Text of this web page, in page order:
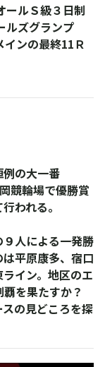
ールＳ級３日制
ルズグランプ
ンの最終11Ｒ
の大一番
競輪場で優勝賞
われる。
人による一発勝
平原康多、宿口
イン。地区のエ
を果たすか？
の見どころを探